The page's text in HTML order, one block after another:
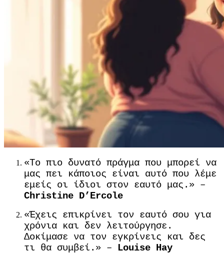
«Το πιο δυνατό πράγμα που μπορεί να
μας πει κάποιος είναι αυτό που λέμε
εμείς οι ίδιοι στον εαυτό μας.» –
Christine D’Ercole
«Έχεις επικρίνει τον εαυτό σου για
χρόνια και δεν λειτούργησε.
Δοκίμασε να τον εγκρίνεις και δες
τι θα συμβεί.» – Louise Hay